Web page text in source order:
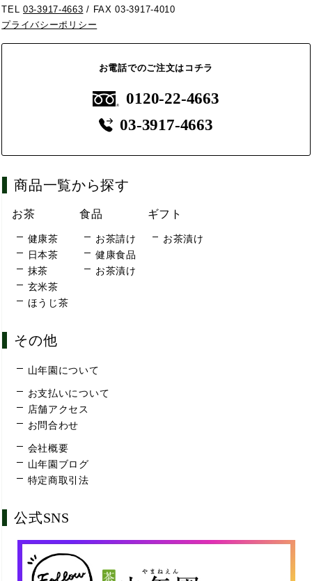
TEL03-3917-4663 / FAX 03-3917-4010
プライバシーポリシー
お電話でのご注文はコチラ
0120-22-4663
03-3917-4663
商品一覧から探す
お茶
健康茶
日本茶
抹茶
玄米茶
ほうじ茶
食品
お茶請け
健康食品
お茶漬け
ギフト
お茶漬け
その他
山年園について
お支払いについて
店舗アクセス
お問合わせ
会社概要
山年園ブログ
特定商取引法
公式SNS